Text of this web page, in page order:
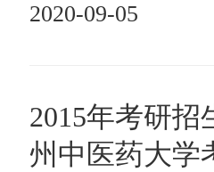
2020-09-05
2015年考研招
州中医药大学